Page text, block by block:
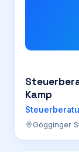
Kamp
Gögginger